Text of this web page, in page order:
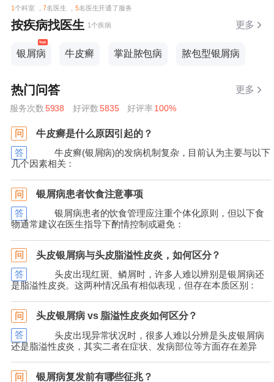
1个科室 ，7名医生 ， 5名医生开通了服务
按疾病找医生 1个疾病 更多
银屑病 牛皮癣 掌趾脓包病 脓包型银屑病
热门问答 更多
服务次数 5938 好评数 5835 好评率 100%
问 牛皮癣是什么原因引起的？
答
牛皮癣(银屑病)的发病机制复杂，目前认为主要与以下
几个因素相关：
问 银屑病患者饮食注意事项
答
银屑病患者的饮食管理应注重个体化原则，但以下食
物通常建议在医生指导下酌情控制或避免：
问 头皮银屑病与头皮脂溢性皮炎，如何区分？
答
头皮出现红斑、鳞屑时，许多人难以辨别是银屑病还
是脂溢性皮炎。这两种情况虽有相似表现，但存在本质区别：
问 头皮银屑病 vs 脂溢性皮炎如何区分？
答
头皮出现异常状况时，很多人难以分辨是头皮银屑病
还是脂溢性皮炎，其实二者在症状、发病部位等方面存在差异
问 银屑病复发前有哪些征兆？